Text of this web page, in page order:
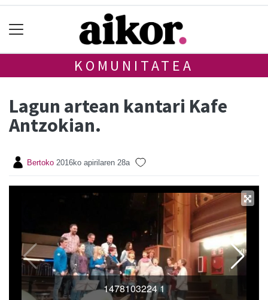
KOMUNITATEA
Lagun artean kantari Kafe
Antzokian.
Bertoko 2016ko apirilaren 28a